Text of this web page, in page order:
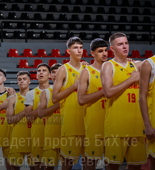
| ЛИГИ)
против БиХ ќе
победа на евро-